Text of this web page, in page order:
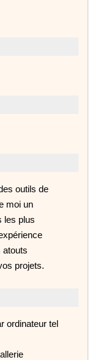
outils de
moi un
les plus
atouts
projets.
ordinateur tel